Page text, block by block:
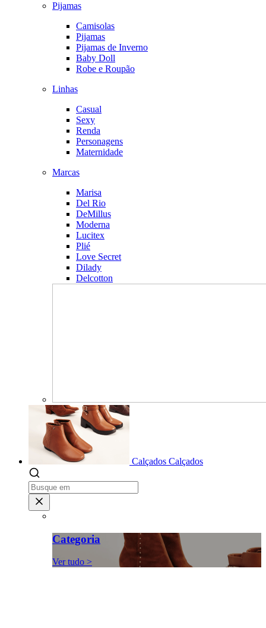
Pijamas
Camisolas
Pijamas
Pijamas de Inverno
Baby Doll
Robe e Roupão
Linhas
Casual
Sexy
Renda
Personagens
Maternidade
Marcas
Marisa
Del Rio
DeMillus
Moderna
Lucitex
Plié
Love Secret
Dilady
Delcotton
Calçados Calçados
Categoria
Ver tudo >